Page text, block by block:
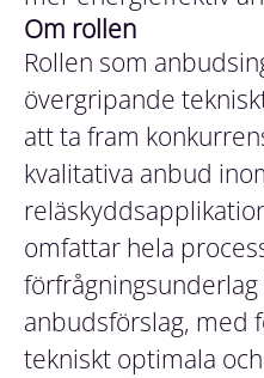
Om rollen
Rollen som
övergripande
att ta fram
kvalitativa anbud
omfattar hela
anbudsförslag, med
tekniskt optimala